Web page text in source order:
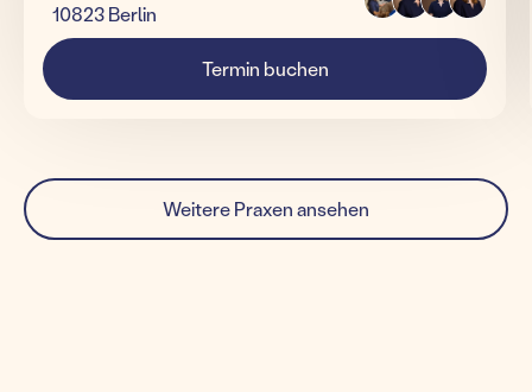
10823 Berlin
Termin buchen
Weitere Praxen ansehen